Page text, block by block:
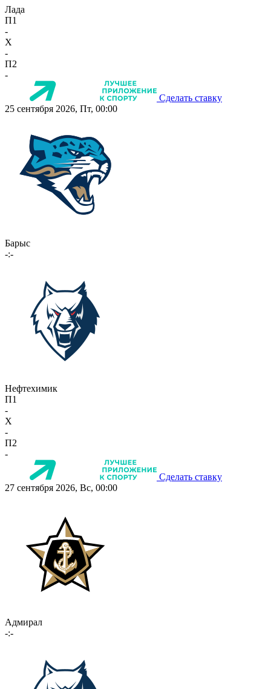
Лада
П1
-
X
-
П2
-
Сделать ставку
25 сентября 2026, Пт, 00:00
Барыс
-:-
Нефтехимик
П1
-
X
-
П2
-
Сделать ставку
27 сентября 2026, Вс, 00:00
Адмирал
-:-